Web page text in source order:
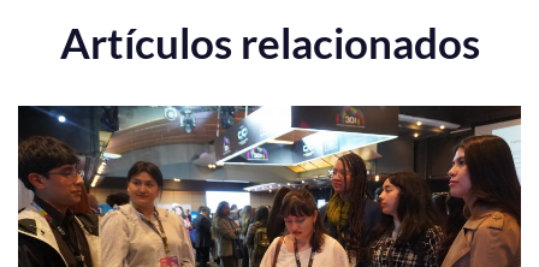
Artículos relacionados